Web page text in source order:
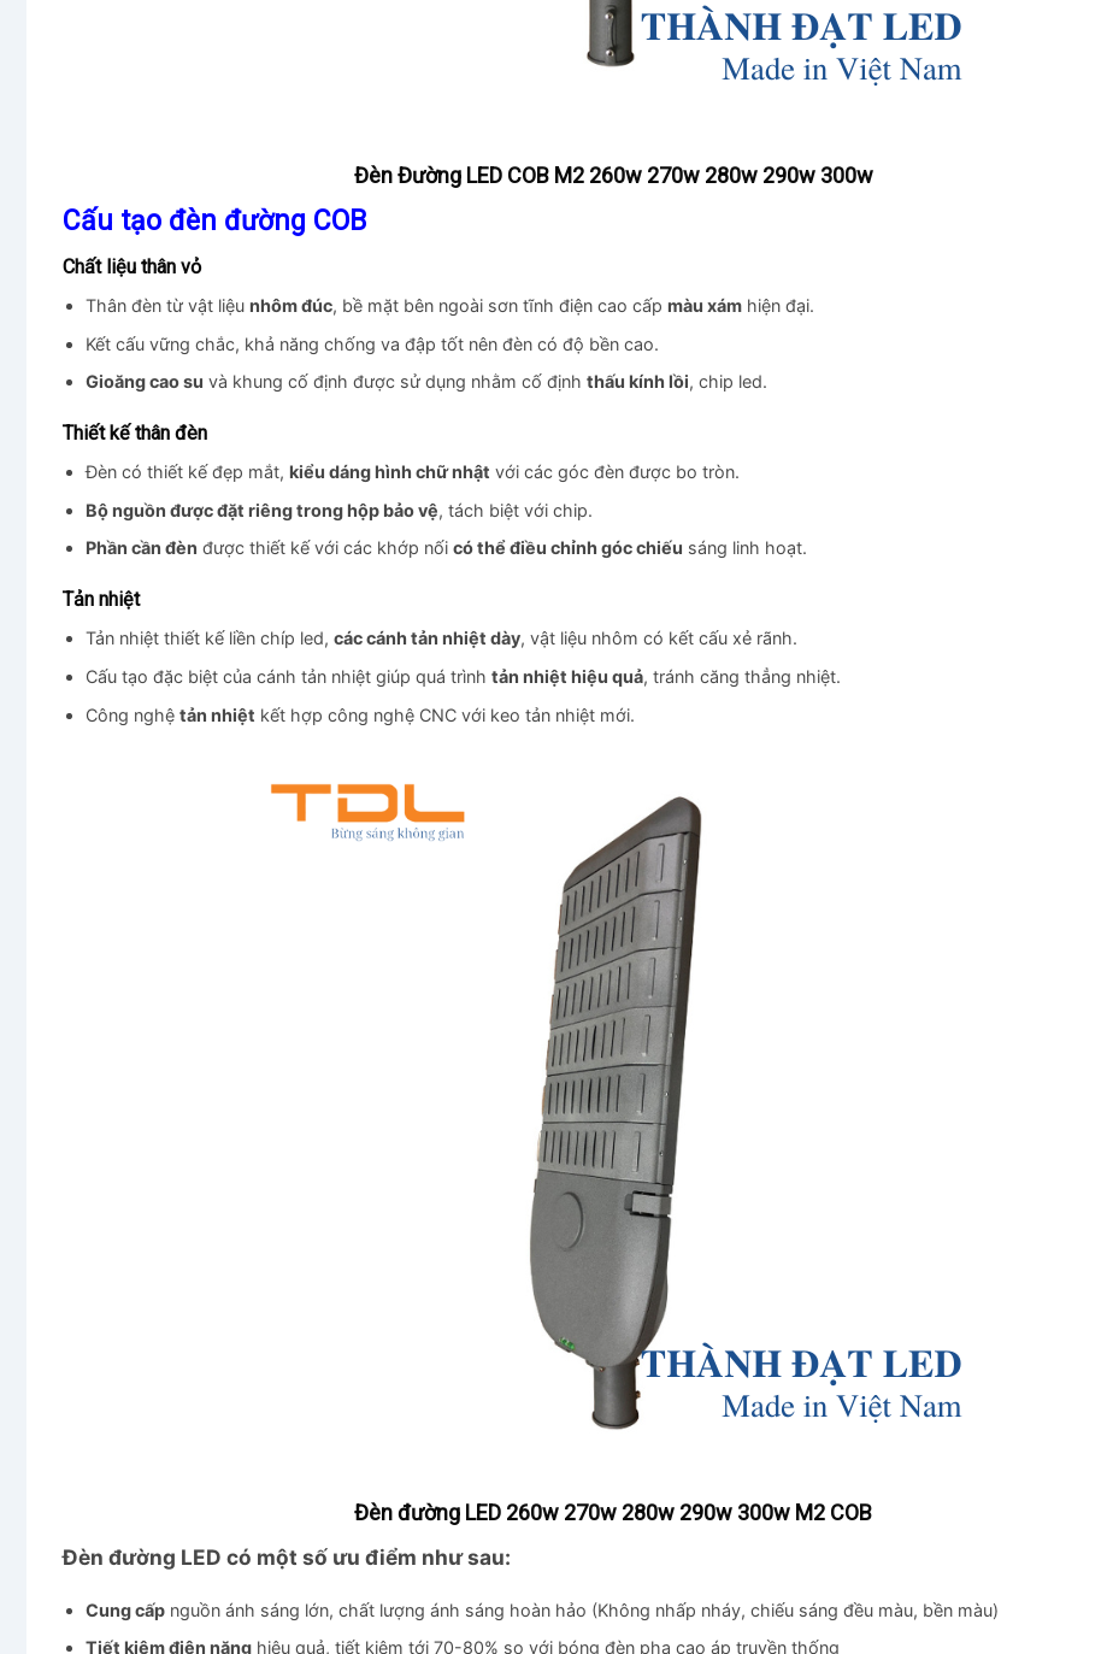
Skip
Đèn Đường LED COB M2 260w 270w 280w 290w 300w
Cấu tạo đèn đường COB
Chất liệu thân vỏ
Thân đèn từ vật liệu nhôm đúc, bề mặt bên ngoài sơn tĩnh điện cao cấp màu xámhiện đại.
Kết cấu vững chắc, khả năng chống va đập tốt nên đèn có độ bền cao.
Gioăng cao su và khung cố định được sử dụng nhằm cố định thấu kính lồi, chip led.
Thiết kế thân đèn
Đèn có thiết kế đẹp mắt, kiểu dáng hình chữ nhật với các góc đèn được bo tròn.
Bộ nguồn được đặt riêng trong hộp bảo vệ, tách biệt với chip.
Phần cần đèn được thiết kế với các khớp nối có thể điều chỉnh góc chiếu sáng linh hoạt.
Tản nhiệt
Tản nhiệt thiết kế liền chíp led, các cánh tản nhiệt dày, vật liệu nhôm có kết cấu xẻ rãnh.
Cấu tạo đặc biệt của cánh tản nhiệt giúp quá trình tản nhiệt hiệu quả, tránh căng thẳng nhiệt.
Công nghệ tản nhiệt kết hợp công nghệ CNC với keo tản nhiệt mới.
Đèn đường LED 260w 270w 280w 290w 300w M2 COB
Đèn đường LED có một số ưu điểm như sau:
Cung cấpnguồn ánh sáng lớn, chất lượng ánh sáng hoàn hảo (Không nhấp nháy, chiếu sáng đều màu, bền màu)
Tiết kiệm điện nănghiệu quả, tiết kiệm tới 70-80% so với bóng đèn pha cao áp truyền thống